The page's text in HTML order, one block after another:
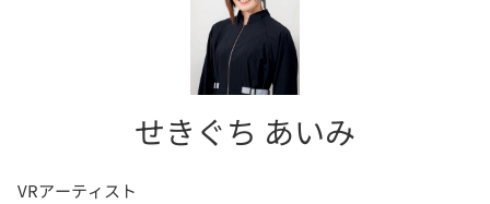
せきぐち あいみ
VRアーティスト